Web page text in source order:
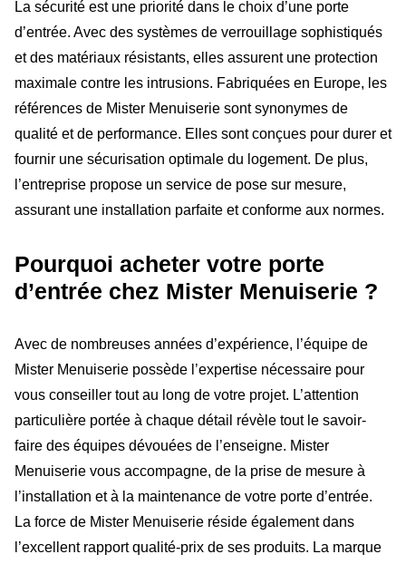
La sécurité est une priorité dans le choix d’une porte
d’entrée. Avec des systèmes de verrouillage sophistiqués
et des matériaux résistants, elles assurent une protection
maximale contre les intrusions. Fabriquées en Europe, les
références de Mister Menuiserie sont synonymes de
qualité et de performance. Elles sont conçues pour durer et
fournir une sécurisation optimale du logement. De plus,
l’entreprise propose un service de pose sur mesure,
assurant une installation parfaite et conforme aux normes.
Pourquoi acheter votre porte
d’entrée chez Mister Menuiserie ?
Avec de nombreuses années d’expérience, l’équipe de
Mister Menuiserie possède l’expertise nécessaire pour
vous conseiller tout au long de votre projet. L’attention
particulière portée à chaque détail révèle tout le savoir-
faire des équipes dévouées de l’enseigne. Mister
Menuiserie vous accompagne, de la prise de mesure à
l’installation et à la maintenance de votre porte d’entrée.
La force de Mister Menuiserie réside également dans
l’excellent rapport qualité-prix de ses produits. La marque